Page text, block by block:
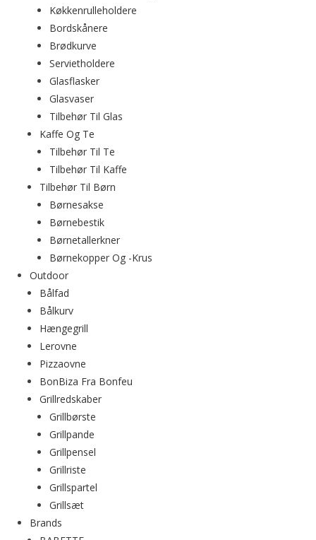
Køkkenrulleholdere
Bordskånere
Brødkurve
Servietholdere
Glasflasker
Glasvaser
Tilbehør Til Glas
Kaffe Og Te
Tilbehør Til Te
Tilbehør Til Kaffe
Tilbehør Til Børn
Børnesakse
Børnebestik
Børnetallerkner
Børnekopper Og -krus
Outdoor
Bålfad
Bålkurv
Hængegrill
Lerovne
Pizzaovne
BonBiza Fra Bonfeu
Grillredskaber
Grillbørste
Grillpande
Grillpensel
Grillriste
Grillspartel
Grillsæt
Brands